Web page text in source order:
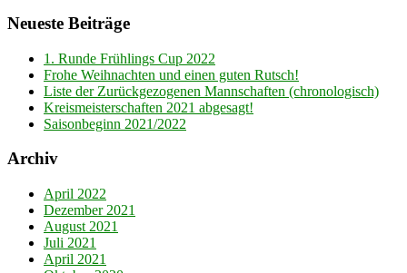
Neueste Beiträge
1. Runde Frühlings Cup 2022
Frohe Weihnachten und einen guten Rutsch!
Liste der Zurückgezogenen Mannschaften (chronologisch)
Kreismeisterschaften 2021 abgesagt!
Saisonbeginn 2021/2022
Archiv
April 2022
Dezember 2021
August 2021
Juli 2021
April 2021